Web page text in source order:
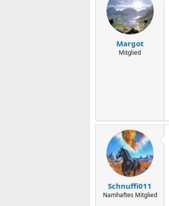
Margot
Mitglied
Schnuffi011
Namhaftes Mitglied